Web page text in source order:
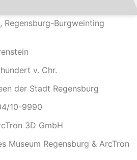
Regensburg-Burgweinting
v. Chr.
der Stadt Regensburg
10-9990
3D GmbH
Museum Regensburg & ArcTron